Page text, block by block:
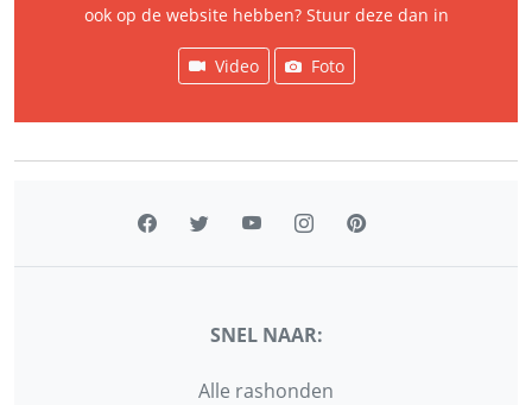
ook op de website hebben? Stuur deze dan in
Video Foto
SNEL NAAR:
Alle rashonden